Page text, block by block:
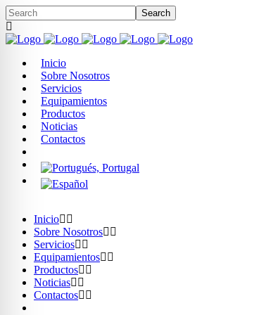
Inicio
Sobre Nosotros
Servicios
Equipamientos
Productos
Noticias
Contactos
Inicio
Sobre Nosotros
Servicios
Equipamientos
Productos
Noticias
Contactos